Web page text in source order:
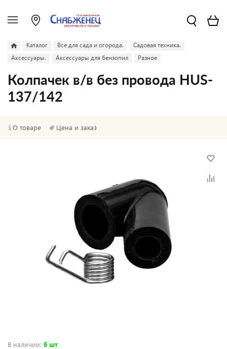
Каталог Все для сада и огорода.
Садовая техника.
Аксессуары.
Аксессуары для бензопил Разное
Колпачек в/в без провода HUS-
137/142
О товаре Цена и заказ
В наличии: 6 шт